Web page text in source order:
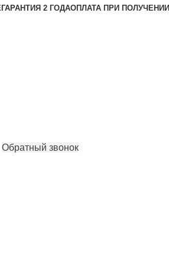
ГАРАНТИЯ 2 ГОДАОПЛАТА ПРИ ПОЛУЧЕНИИ
Обратный звонок